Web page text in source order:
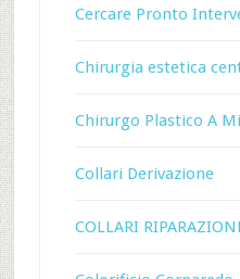
Cercare Pronto
Chirurgia estetica
Chirurgo Plastico A
Collari Derivazione
COLLARI